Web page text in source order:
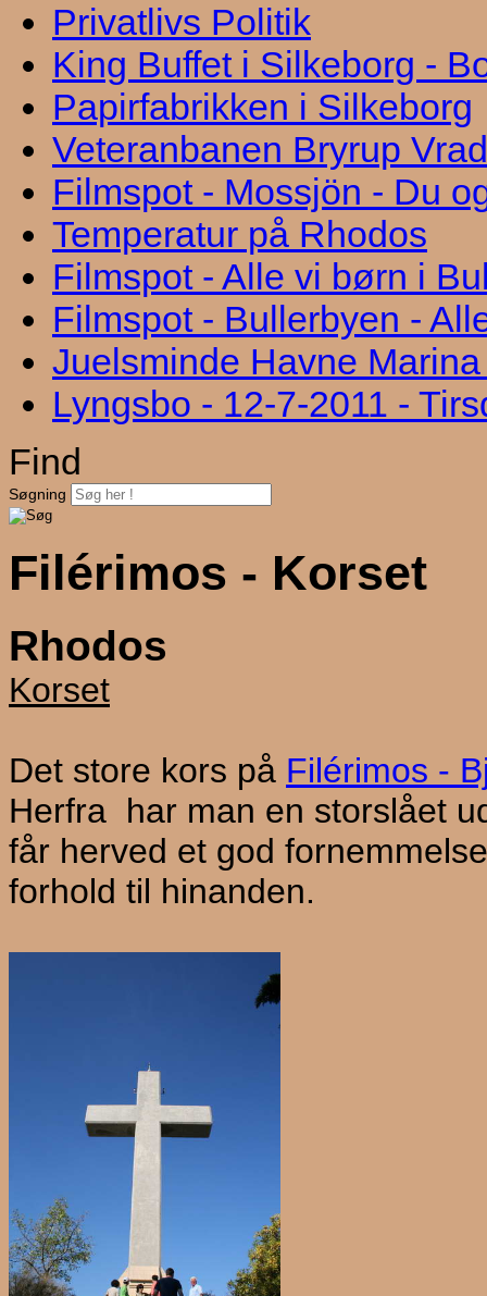
Privatlivs Politik
King Buffet i Silkeborg -
Papirfabrikken i Silkeborg
Veteranbanen Bryrup
Filmspot - Mossjön - Du
Temperatur på Rhodos
Filmspot - Alle vi børn i
Filmspot - Bullerbyen -
Juelsminde Havne
Lyngsbo - 12-7-2011 -
Find
Søgning
Filérimos - Korset
Rhodos
Korset
Det store kors på Filérimos -
Herfra har man en storslået
får herved et god
forhold til hinanden.